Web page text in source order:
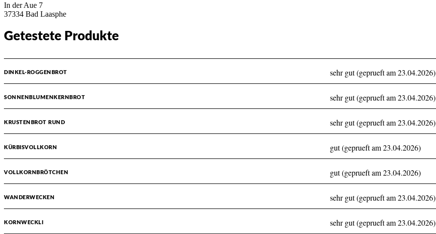
In der Aue 7
37334 Bad Laasphe
Getestete Produkte
DINKEL-ROGGENBROT sehr gut (geprueft am 23.04.2026)
SONNENBLUMENKERNBROT sehr gut (geprueft am 23.04.2026)
KRUSTENBROT RUND sehr gut (geprueft am 23.04.2026)
KÜRBISVOLLKORN gut (geprueft am 23.04.2026)
VOLLKORNBRÖTCHEN gut (geprueft am 23.04.2026)
WANDERWECKEN sehr gut (geprueft am 23.04.2026)
KORNWECKLI sehr gut (geprueft am 23.04.2026)